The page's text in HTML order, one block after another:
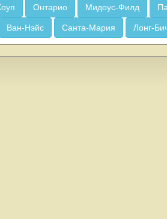
Онтарио Мидоус-Филд
Ван-Нэйс Санта-Мария Лонг-